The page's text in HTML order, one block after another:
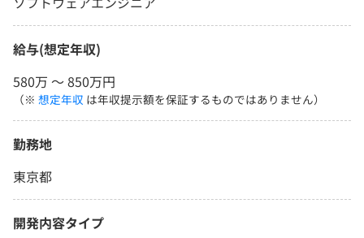
給与(想定年収)
580万 〜 850万円
（※ 想定年収 は年収提示額を保証するものではありません）
勤務地
東京都
開発内容タイプ